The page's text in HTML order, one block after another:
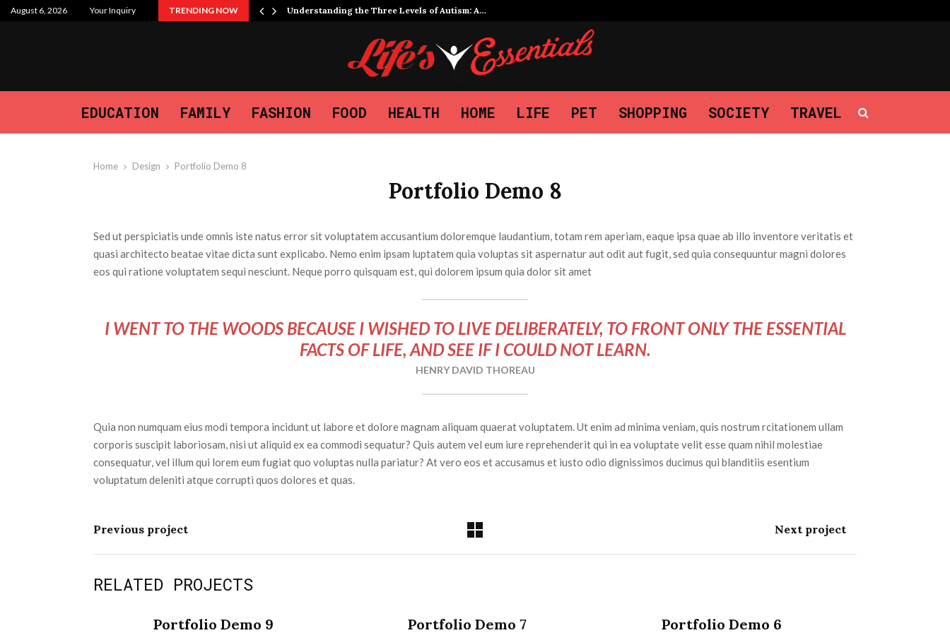
August 6, 2026 Your Inquiry TRENDING NOW
and the Journey We… Understanding the Three Levels of Autism: A…
EDUCATION FAMILY FASHION FOOD HEALTH HOME LIFE PET SHOPPING SOCIETY TRAVEL
Home Design Portfolio Demo 8
Portfolio Demo 8
Sed ut perspiciatis unde omnis iste natus error sit voluptatem accusantium doloremque laudantium, totam rem aperiam, eaque ipsa quae ab illo inventore veritatis et
quasi architecto beatae vitae dicta sunt explicabo. Nemo enim ipsam luptatem quia voluptas sit aspernatur aut odit aut fugit, sed quia consequuntur magni dolores
eos qui ratione voluptatem sequi nesciunt. Neque porro quisquam est, qui dolorem ipsum quia dolor sit amet
I WENT TO THE WOODS BECAUSE I WISHED TO LIVE DELIBERATELY, TO FRONT ONLY THE ESSENTIAL
FACTS OF LIFE, AND SEE IF I COULD NOT LEARN.
HENRY DAVID THOREAU
Quia non numquam eius modi tempora incidunt ut labore et dolore magnam aliquam quaerat voluptatem. Ut enim ad minima veniam, quis nostrum rcitationem ullam
corporis suscipit laboriosam, nisi ut aliquid ex ea commodi sequatur? Quis autem vel eum iure reprehenderit qui in ea voluptate velit esse quam nihil molestiae
consequatur, vel illum qui lorem eum fugiat quo voluptas nulla pariatur? At vero eos et accusamus et iusto odio dignissimos ducimus qui blanditiis esentium
voluptatum deleniti atque corrupti quos dolores et quas.
Previous project Next project
RELATED PROJECTS
Portfolio Demo 9 Portfolio Demo 7 Portfolio Demo 6